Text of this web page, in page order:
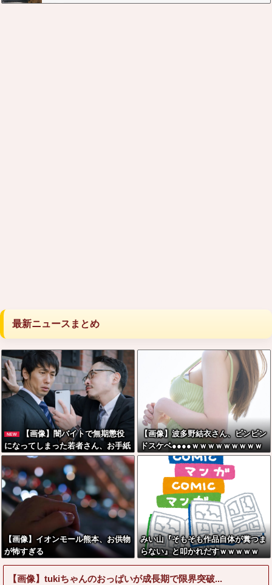
最新ニュースまとめ
NEW
【画像】闇バイトで無期懲役
になってしまった若者さん、お手紙
でお気持ち表明した結果本当に自分
で書いたの？と疑惑が集中してしま
う…
【画像】波多野結衣さん、ビンビン
ドスケベ●●●●ｗｗｗｗｗｗｗｗｗ
ｗ
【画像】イオンモール熊本、お供物
が怖すぎる
みい山『そもそも作品自体が糞つま
らない』と叩かれだすｗｗｗｗｗ
【画像】tukiちゃんのおっぱいが成長期で限界突破...